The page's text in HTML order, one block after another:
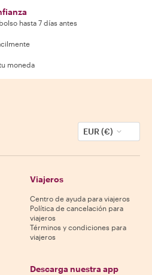
hasta 7 días antes
moneda
EUR (€)
Viajeros
Centro de ayuda para viajeros
Política de cancelación para
viajeros
Términos y condiciones para
viajeros
Descarga nuestra app